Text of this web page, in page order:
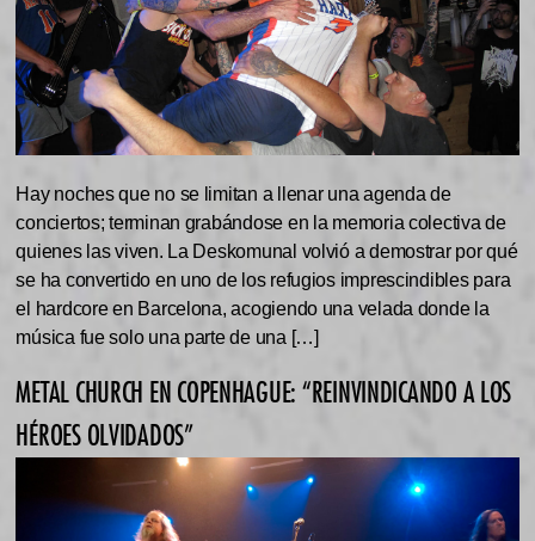
Hay noches que no se limitan a llenar una agenda de
conciertos; terminan grabándose en la memoria colectiva de
quienes las viven. La Deskomunal volvió a demostrar por qué
se ha convertido en uno de los refugios imprescindibles para
el hardcore en Barcelona, acogiendo una velada donde la
música fue solo una parte de una […]
METAL CHURCH EN COPENHAGUE: “REINVINDICANDO A LOS
HÉROES OLVIDADOS”